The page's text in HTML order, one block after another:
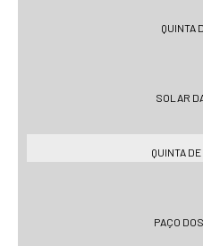
QUINTA
SOLAR
QUINTA
PAÇO